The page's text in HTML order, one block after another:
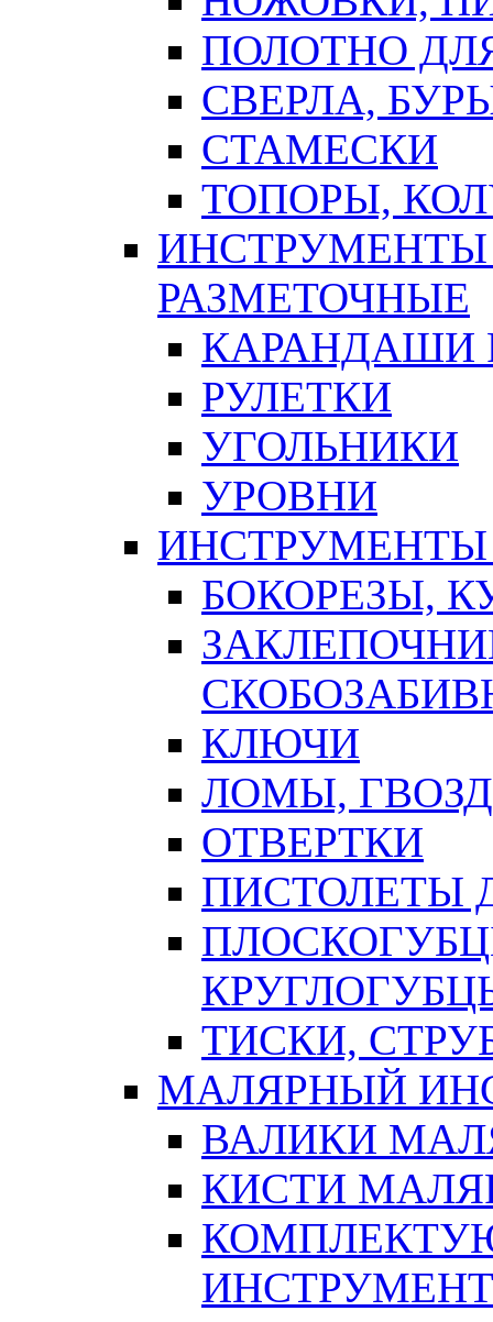
ПОЛОТНО
СВЕРЛА,
СТАМЕСКИ
ТОПОРЫ,
ИНСТРУМЕНТЫ
РАЗМЕТОЧНЫЕ
КАРАНДАШИ
РУЛЕТКИ
УГОЛЬНИКИ
УРОВНИ
БОКОРЕЗЫ,
КЛЮЧИ
ЛОМЫ,
ОТВЕРТКИ
ПИСТОЛЕТЫ
ТИСКИ,
МАЛЯРНЫЙ
ВАЛИКИ
КИСТИ